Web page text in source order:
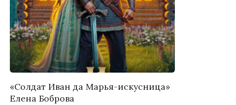
«Солдат Иван да Марья-искусница»
Елена Боброва